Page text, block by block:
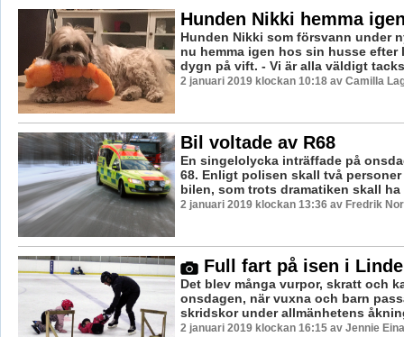
Hunden Nikki hemma
Hunden Nikki som försvann under
nu hemma igen hos sin husse efter
dygn på vift. - Vi är alla väldigt
2 januari 2019 klockan 10:18 av Camilla
Bil voltade av R68
En singelolycka inträffade på
68. Enligt polisen skall två
bilen, som trots dramatiken skall ha
2 januari 2019 klockan 13:36 av Fredrik
Full fart på isen i
Det blev många vurpor, skratt och
onsdagen, när vuxna och barn
skridskor under allmänhetens
2 januari 2019 klockan 16:15 av Jennie